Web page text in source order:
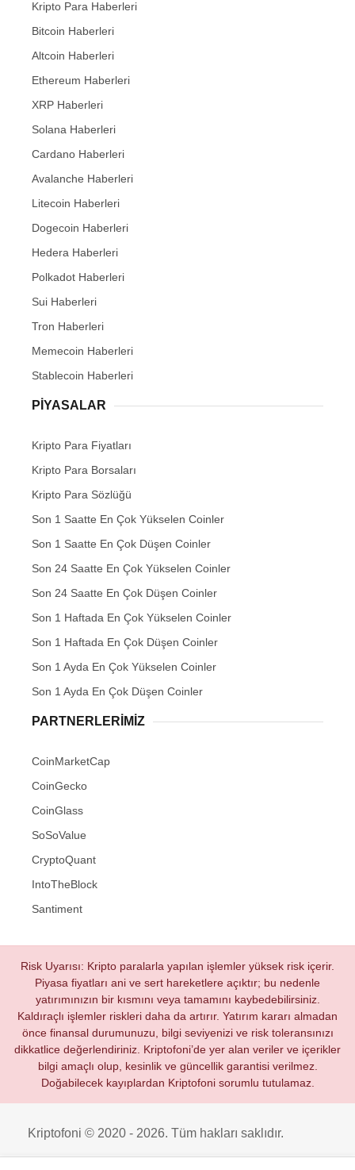
Kripto Para Haberleri
Bitcoin Haberleri
Altcoin Haberleri
Ethereum Haberleri
XRP Haberleri
Solana Haberleri
Cardano Haberleri
Avalanche Haberleri
Litecoin Haberleri
Dogecoin Haberleri
Hedera Haberleri
Polkadot Haberleri
Sui Haberleri
Tron Haberleri
Memecoin Haberleri
Stablecoin Haberleri
PIYASALAR
Kripto Para Fiyatları
Kripto Para Borsaları
Kripto Para Sözlüğü
Son 1 Saatte En Çok Yükselen Coinler
Son 1 Saatte En Çok Düşen Coinler
Son 24 Saatte En Çok Yükselen Coinler
Son 24 Saatte En Çok Düşen Coinler
Son 1 Haftada En Çok Yükselen Coinler
Son 1 Haftada En Çok Düşen Coinler
Son 1 Ayda En Çok Yükselen Coinler
Son 1 Ayda En Çok Düşen Coinler
PARTNERLERIMIZ
CoinMarketCap
CoinGecko
CoinGlass
SoSoValue
CryptoQuant
IntoTheBlock
Santiment
Risk Uyarısı: Kripto paralarla yapılan işlemler yüksek risk içerir.
Piyasa fiyatları ani ve sert hareketlere açıktır; bu nedenle
yatırımınızın bir kısmını veya tamamını kaybedebilirsiniz.
Kaldıraçlı işlemler riskleri daha da artırır. Yatırım kararı almadan
önce finansal durumunuzu, bilgi seviyenizi ve risk toleransınızı
dikkatlice değerlendiriniz. Kriptofoni’de yer alan veriler ve içerikler
bilgi amaçlı olup, kesinlik ve güncellik garantisi verilmez.
Doğabilecek kayıplardan Kriptofoni sorumlu tutulamaz.
Kriptofoni © 2020 - 2026. Tüm hakları saklıdır.